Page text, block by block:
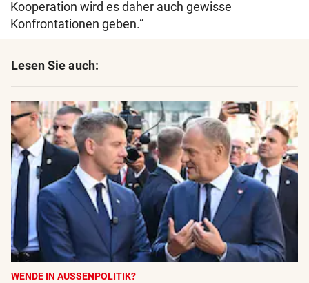
Kooperation wird es daher auch gewisse
Konfrontationen geben.“
Lesen Sie auch:
WENDE IN AUSSENPOLITIK?